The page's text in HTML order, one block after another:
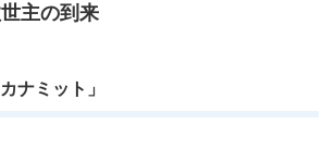
主の到来
ナミット」